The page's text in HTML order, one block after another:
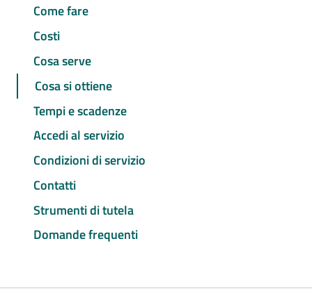
Come fare
Costi
Cosa serve
Cosa si ottiene
Tempi e scadenze
Accedi al servizio
Condizioni di servizio
Contatti
Strumenti di tutela
Domande frequenti